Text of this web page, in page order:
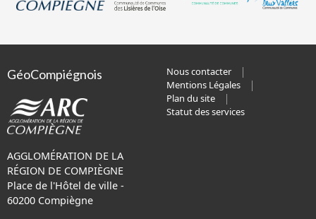
GéoCompiégnois
AGGLOMÉRATION DE LA
RÉGION DE COMPIÈGNE
Place de l'Hôtel de ville -
60200 Compiègne
Nous contacter
Mentions Légales
Plan du site
Statut des services